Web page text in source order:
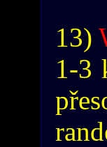
13)
1-3